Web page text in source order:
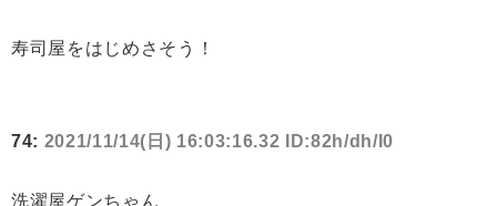
寿司屋をはじめさそう！
74: 2021/11/14(日) 16:03:16.32 ID:82h/dh/I0
洗濯屋ゲンちゃん